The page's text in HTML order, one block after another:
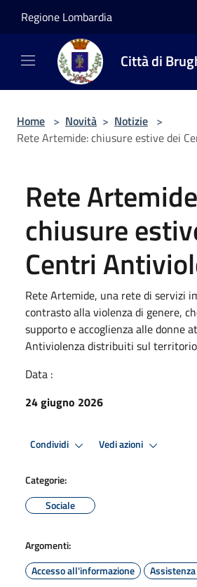
Regione Lombardia
Città di
Home > Novità > Notizie >
Rete Artemide: chiusure estive dei
Rete
chiusure
Centri
Rete Artemide, una rete di servizi
contrasto alla violenza di genere,
supporto e accoglienza alle donne
Antiviolenza distribuiti sul
Data :
24 giugno 2026
Condividi Vedi azioni
Categorie:
Sociale
Argomenti:
Accesso all'informazione